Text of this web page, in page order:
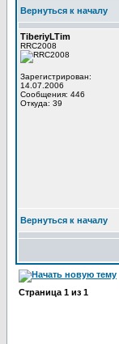
Вернуться к началу
TiberiyLTim
RRC2008
Зарегистрирован:
14.07.2006
Сообщения: 446
Откуда: 39
Вернуться к началу
Страница 1 из 1